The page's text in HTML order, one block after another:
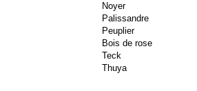
Noyer
Palissandre
Peuplier
Bois de rose
Teck
Thuya